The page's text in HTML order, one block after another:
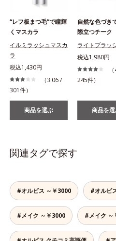
“レフ板まつ毛”で瞳輝
くマスカラ
イルミラッシュマスカ
ラ
税込1,430円
（3.06 /
301件）
商品を選ぶ
自然な色づき
際立つチーク
ライトブラッ
税込1,980円
245件）
商品を
関連タグで探す
#オルビス ～￥3000 #オルビ
#メイク ～￥3000 #メイク ～